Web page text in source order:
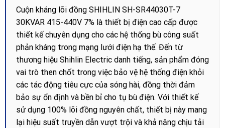
Cuộn kháng lõi đồng SHIHLIN SH-SR44030T-7
30KVAR 415-440V 7% là thiết bị điện cao cấp được
thiết kế chuyên dụng cho các hệ thống bù công suất
phản kháng trong mạng lưới điện hạ thế. Đến từ
thương hiệu Shihlin Electric danh tiếng, sản phẩm đóng
vai trò then chốt trong việc bảo vệ hệ thống điện khỏi
các tác động tiêu cực của sóng hài, đồng thời đảm
bảo sự ổn định và bền bỉ cho tụ bù điện. Với thiết kế
sử dụng 100% lõi đồng nguyên chất, thiết bị này mang
lại hiệu suất truyền dẫn vượt trội và khả năng chịu tải